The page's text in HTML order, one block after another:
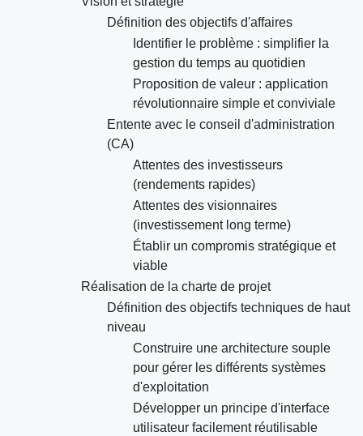
Définition des objectifs d'affaires
Identifier le problème : simplifier la
gestion du temps au quotidien
Proposition de valeur : application
révolutionnaire simple et conviviale
Entente avec le conseil d'administration
(CA)
Attentes des investisseurs
(rendements rapides)
Attentes des visionnaires
(investissement long terme)
Établir un compromis stratégique et
viable
Réalisation de la charte de projet
Définition des objectifs techniques de haut
niveau
Construire une architecture souple
pour gérer les différents systèmes
d'exploitation
Développer un principe d'interface
utilisateur facilement réutilisable